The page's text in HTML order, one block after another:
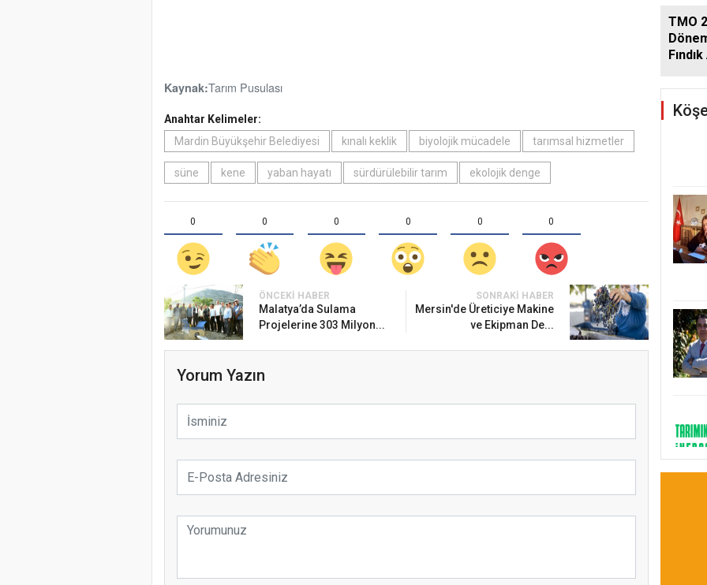
Kaynak:Tarım Pusulası
Anahtar Kelimeler:
Mardin Büyükşehir Belediyesi
kınalı keklik biyolojik mücadele tarımsal hizmetler
süne kene yaban hayatı sürdürülebilir tarım ekolojik denge
0 0 0 0 0 0
ÖNCEKI HABER
Malatya’da Sulama
Projelerine 303 Milyon...
SONRAKI HABER
Mersin'de Üreticiye Makine
ve Ekipman De...
Yorum Yazın
TMO